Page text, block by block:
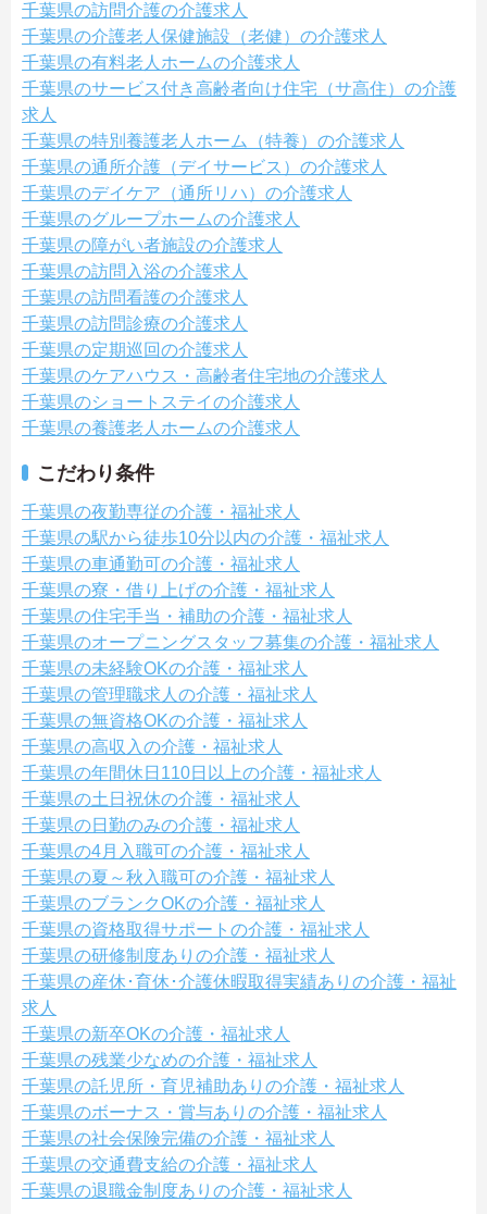
千葉県の訪問介護の介護求人
千葉県の介護老人保健施設（老健）の介護求人
千葉県の有料老人ホームの介護求人
千葉県のサービス付き高齢者向け住宅（サ高住）の介護
求人
千葉県の特別養護老人ホーム（特養）の介護求人
千葉県の通所介護（デイサービス）の介護求人
千葉県のデイケア（通所リハ）の介護求人
千葉県のグループホームの介護求人
千葉県の障がい者施設の介護求人
千葉県の訪問入浴の介護求人
千葉県の訪問看護の介護求人
千葉県の訪問診療の介護求人
千葉県の定期巡回の介護求人
千葉県のケアハウス・高齢者住宅地の介護求人
千葉県のショートステイの介護求人
千葉県の養護老人ホームの介護求人
こだわり条件
千葉県の夜勤専従の介護・福祉求人
千葉県の駅から徒歩10分以内の介護・福祉求人
千葉県の車通勤可の介護・福祉求人
千葉県の寮・借り上げの介護・福祉求人
千葉県の住宅手当・補助の介護・福祉求人
千葉県のオープニングスタッフ募集の介護・福祉求人
千葉県の未経験OKの介護・福祉求人
千葉県の管理職求人の介護・福祉求人
千葉県の無資格OKの介護・福祉求人
千葉県の高収入の介護・福祉求人
千葉県の年間休日110日以上の介護・福祉求人
千葉県の土日祝休の介護・福祉求人
千葉県の日勤のみの介護・福祉求人
千葉県の4月入職可の介護・福祉求人
千葉県の夏～秋入職可の介護・福祉求人
千葉県のブランクOKの介護・福祉求人
千葉県の資格取得サポートの介護・福祉求人
千葉県の研修制度ありの介護・福祉求人
千葉県の産休･育休･介護休暇取得実績ありの介護・福祉
求人
千葉県の新卒OKの介護・福祉求人
千葉県の残業少なめの介護・福祉求人
千葉県の託児所・育児補助ありの介護・福祉求人
千葉県のボーナス・賞与ありの介護・福祉求人
千葉県の社会保険完備の介護・福祉求人
千葉県の交通費支給の介護・福祉求人
千葉県の退職金制度ありの介護・福祉求人